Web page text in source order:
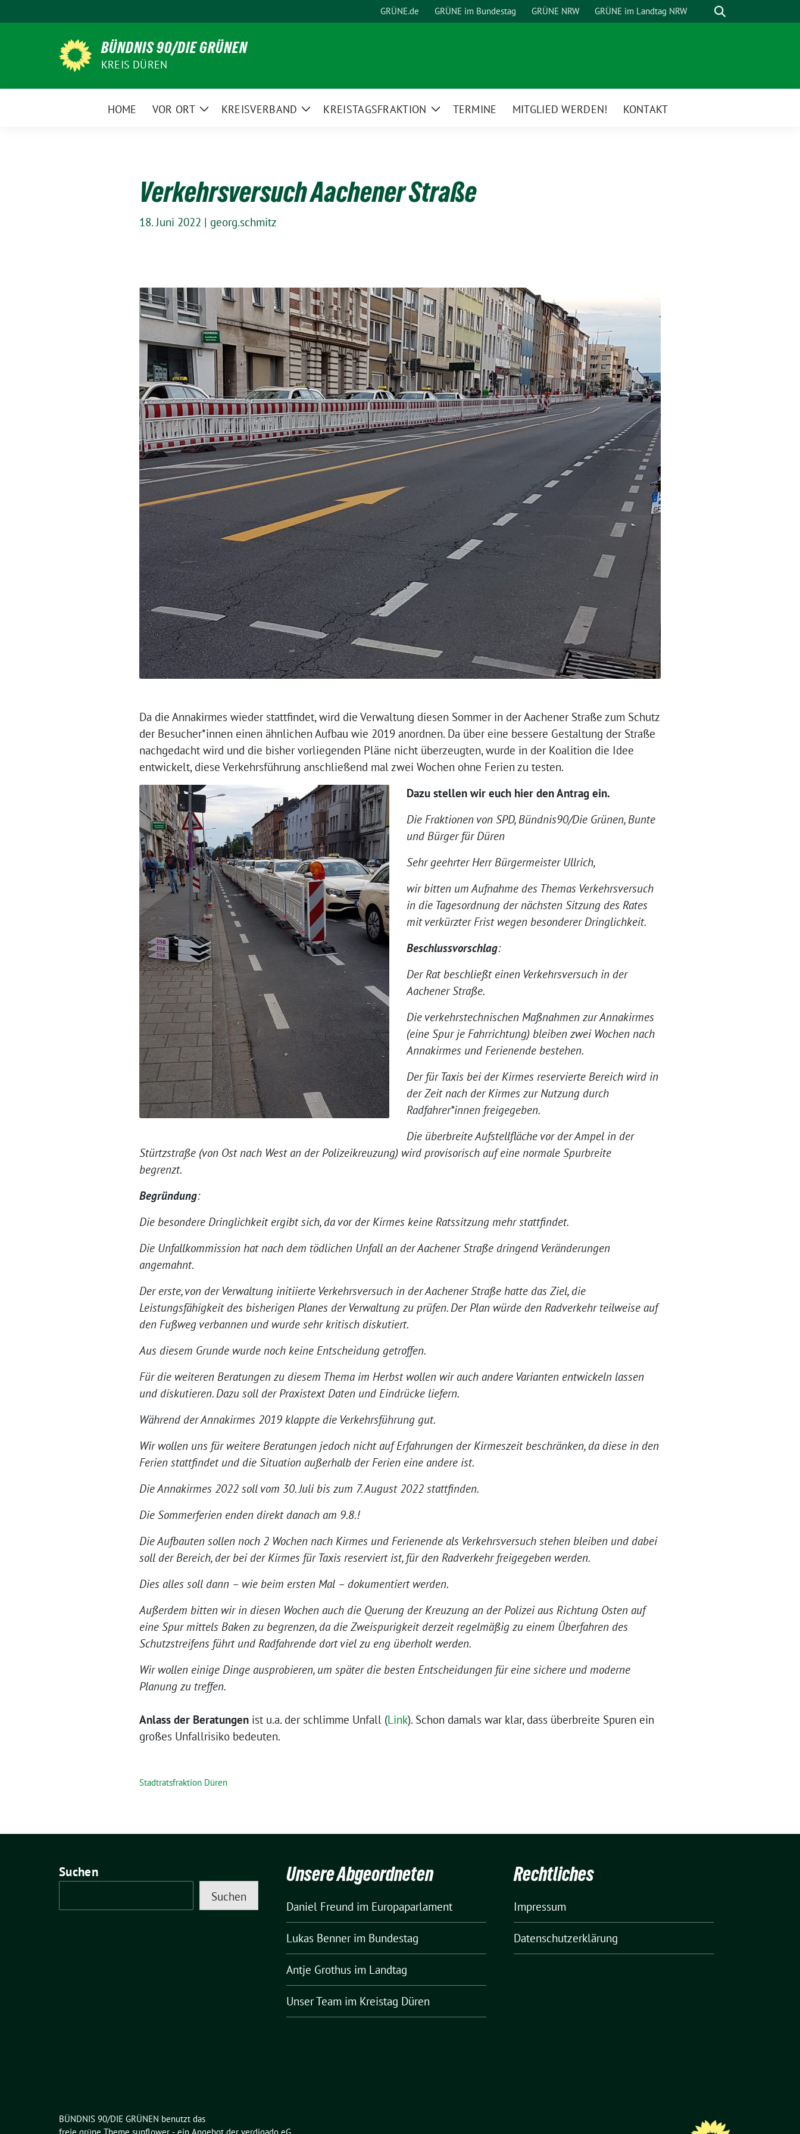
zum
GRÜNE.de GRÜNE im Bundestag GRÜNE NRW GRÜNE im Landtag NRW Suche
BÜNDNIS 90/DIE GRÜNEN
KREIS DÜREN
HOME VOR ORT
ZeigeKREISVERBAND
ZeigeKREISTAGSFRAKTION
ZeigeTERMINE MITGLIED WERDEN! KONTAKT
Verkehrsversuch Aachener Straße
18. Juni 2022 | georg.schmitz
Da die Annakirmes wieder stattfindet, wird die Verwaltung diesen Sommer in der Aachener Straße zum Schutz
der Besucher*innen einen ähnlichen Aufbau wie 2019 anordnen. Da über eine bessere Gestaltung der Straße
nachgedacht wird und die bisher vorliegenden Pläne nicht überzeugten, wurde in der Koalition die Idee
entwickelt, diese Verkehrsführung anschließend mal zwei Wochen ohne Ferien zu testen.
Dazu stellen wir euch hier den Antrag ein.
Die Fraktionen von SPD, Bündnis90/Die Grünen, Bunte
und Bürger für Düren
Sehr geehrter Herr Bürgermeister Ullrich,
wir bitten um Aufnahme des Themas Verkehrsversuch
in die Tagesordnung der nächsten Sitzung des Rates
mit verkürzter Frist wegen besonderer Dringlichkeit.
Beschlussvorschlag:
Der Rat beschließt einen Verkehrsversuch in der
Aachener Straße.
Die verkehrstechnischen Maßnahmen zur Annakirmes
(eine Spur je Fahrrichtung) bleiben zwei Wochen nach
Annakirmes und Ferienende bestehen.
Der für Taxis bei der Kirmes reservierte Bereich wird in
der Zeit nach der Kirmes zur Nutzung durch
Radfahrer*innen freigegeben.
Die überbreite Aufstellfläche vor der Ampel in der
Stürtzstraße (von Ost nach West an der Polizeikreuzung) wird provisorisch auf eine normale Spurbreite
begrenzt.
Begründung:
Die besondere Dringlichkeit ergibt sich, da vor der Kirmes keine Ratssitzung mehr stattfindet.
Die Unfallkommission hat nach dem tödlichen Unfall an der Aachener Straße dringend Veränderungen
angemahnt.
Der erste, von der Verwaltung initiierte Verkehrsversuch in der Aachener Straße hatte das Ziel, die
Leistungsfähigkeit des bisherigen Planes der Verwaltung zu prüfen. Der Plan würde den Radverkehr teilweise auf
den Fußweg verbannen und wurde sehr kritisch diskutiert.
Aus diesem Grunde wurde noch keine Entscheidung getroffen.
Für die weiteren Beratungen zu diesem Thema im Herbst wollen wir auch andere Varianten entwickeln lassen
und diskutieren. Dazu soll der Praxistext Daten und Eindrücke liefern.
Während der Annakirmes 2019 klappte die Verkehrsführung gut.
Wir wollen uns für weitere Beratungen jedoch nicht auf Erfahrungen der Kirmeszeit beschränken, da diese in den
Ferien stattfindet und die Situation außerhalb der Ferien eine andere ist.
Die Annakirmes 2022 soll vom 30. Juli bis zum 7. August 2022 stattfinden.
Die Sommerferien enden direkt danach am 9.8.!
Die Aufbauten sollen noch 2 Wochen nach Kirmes und Ferienende als Verkehrsversuch stehen bleiben und dabei
soll der Bereich, der bei der Kirmes für Taxis reserviert ist, für den Radverkehr freigegeben werden.
Dies alles soll dann – wie beim ersten Mal – dokumentiert werden.
Außerdem bitten wir in diesen Wochen auch die Querung der Kreuzung an der Polizei aus Richtung Osten auf
eine Spur mittels Baken zu begrenzen, da die Zweispurigkeit derzeit regelmäßig zu einem Überfahren des
Schutzstreifens führt und Radfahrende dort viel zu eng überholt werden.
Wir wollen einige Dinge ausprobieren, um später die besten Entscheidungen für eine sichere und moderne
Planung zu treffen.
Anlass der Beratungen ist u.a. der schlimme Unfall (Link). Schon damals war klar, dass überbreite Spuren ein
großes Unfallrisiko bedeuten.
Stadtratsfraktion Düren
Suchen
Suchen
Unsere Abgeordneten
Daniel Freund im Europaparlament
Lukas Bennerim Bundestag
Antje Grothus im Landtag
Unser Team im Kreistag Düren
Rechtliches
Impressum
Datenschutzerklärung
BÜNDNIS 90/DIE GRÜNEN benutzt das